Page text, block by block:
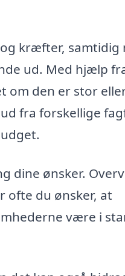
kræfter, samtidig
ud. Med hjælp
om den er stor
fra forskellige
dine ønsker.
ofte du ønsker, at
være i